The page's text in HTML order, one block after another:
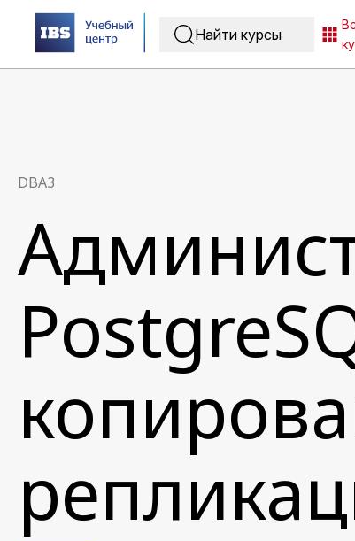
DBA3